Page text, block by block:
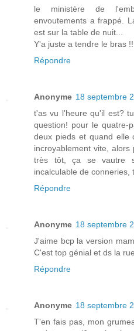
le ministère de
envoutements a frappé.
est sur la table de nuit...
Y'a juste a tendre le bras
Répondre
Anonyme 18 septembre
t'as vu l'heure qu'il est?
question! pour le quatre-
deux pieds et quand elle
incroyablement vite,
très tôt, ça se vautre
incalculable de conneries,
Répondre
Anonyme 18 septembre
J'aime bcp la version
C'est top génial et ds la
Répondre
Anonyme 18 septembre
T'en fais pas, mon